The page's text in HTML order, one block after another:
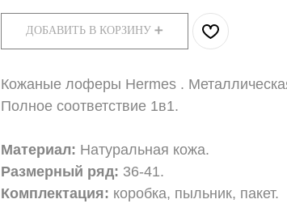
ДОБАВИТЬ В КОРЗИНУ ➕
Кожаные лоферы Hermes .
Полное соответствие 1в1.
Материал: Натуральная кожа.
Размерный ряд: 36-41.
Комплектация: коробка, пыльник, пакет.